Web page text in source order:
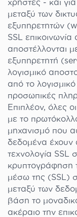
χρήστες - και
μεταξύ των
εξυπηρετητών
SSL επικοινωνία
αποστέλλονται
εξυπηρετητή
λογισμικό
από το
προσωπικές
Επιπλέον, όλες
με το
μηχανισμό που
δεδομένα έχουν
τεχνολογία SSL
κρυπτογράφηση
μέσω της (SSL)
μεταξύ των
βάση το
ακέραιο την